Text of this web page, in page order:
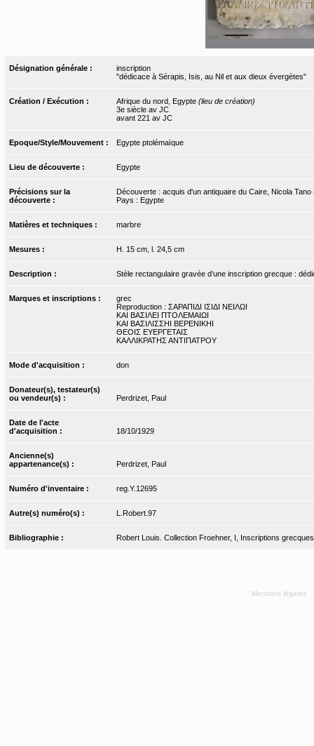
Désignation générale :
inscription
"dédicace à Sérapis, Isis, au Nil et aux dieux évergètes"
Création / Exécution : Afrique du nord, Egypte (lieu de création)
3e siècle av JC
avant 221 av JC
Epoque/Style/Mouvement : Egypte ptolémaïque
Lieu de découverte : Egypte
Précisions sur la
découverte :
Découverte : acquis d'un antiquaire du Caire, Nicola Tano
Pays : Egypte
Matières et techniques : marbre
Mesures : H. 15 cm, l. 24,5 cm
Description : Stèle rectangulaire gravée d’une inscription grecque :
Marques et inscriptions :
grec
Reproduction : ΣΑΡΑΠΙΔΙ ΙΣΙΔΙ ΝΕΙΛΩΙ
ΚΑΙ ΒΑΣΙΛΕΙ ΠΤΟΛΕΜΑΙΩΙ
ΚΑΙ ΒΑΣΙΛΙΣΣΗΙ ΒΕΡΕΝΙΚΗΙ
ΘΕΟΙΣ ΕΥΕΡΓΕΤΑΙΣ
ΚΑΛΛΙΚΡΑΤΗΣ ΑΝΤΙΠΑΤΡΟΥ
Mode d'acquisition : don
Donateur(s), testateur(s)
ou vendeur(s) :
Perdrizet, Paul
Date de l'acte
d'acquisition :
18/10/1929
Ancienne(s)
appartenance(s) :
Perdrizet, Paul
Numéro d'inventaire : reg.Y.12695
Autre(s) numéro(s) : L.Robert.97
Bibliographie : Robert Louis. Collection Froehner, I, Inscriptions
Mentions légales